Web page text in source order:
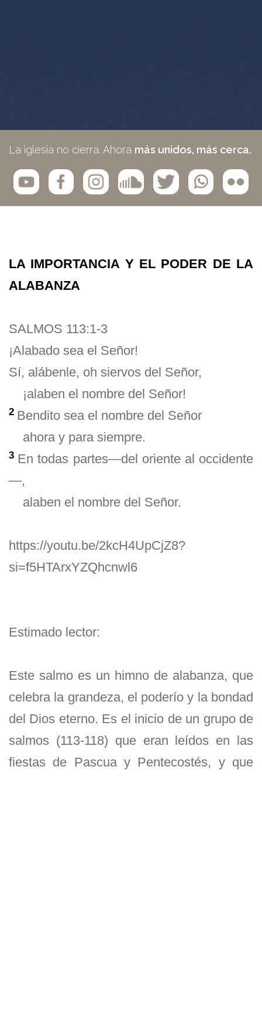
La iglesia no cierra. Ahora más unidos, más cerca.
LA IMPORTANCIA Y EL PODER DE LA
ALABANZA
SALMOS 113:1-3
¡Alabado sea el Señor!
Sí, alábenle, oh siervos del Señor,
¡alaben el nombre del Señor!
2 Bendito sea el nombre del Señor
ahora y para siempre.
3 En todas partes—del oriente al occidente
—,
alaben el nombre del Señor.
https://youtu.be/2kcH4UpCjZ8?
si=f5HTArxYZQhcnwl6
Estimado lector:
Este salmo es un himno de alabanza, que
celebra la grandeza, el poderío y la bondad
del Dios eterno. Es el inicio de un grupo de
salmos (113-118) que eran leídos en las
fiestas de Pascua y Pentecostés, y que